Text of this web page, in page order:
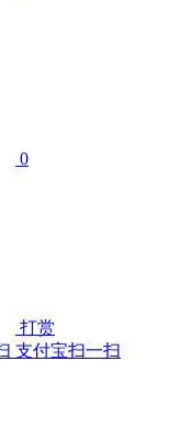
0
打赏
支付宝扫一扫